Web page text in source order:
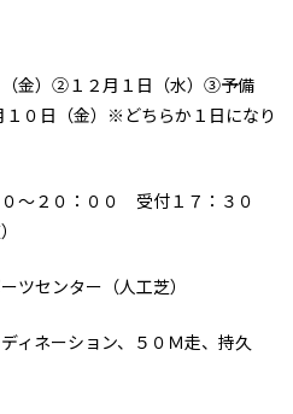
②１２月１日（水） ③予備
０日（金）※どちらか１日になり
０：００ 受付１７：３０
ター（人工芝）
ネーション、５０Ｍ走、持久